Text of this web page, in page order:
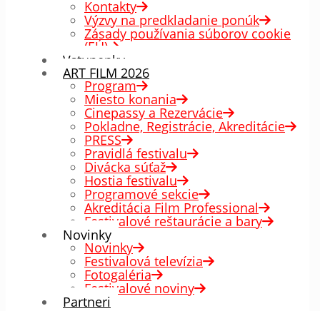
Kontakty
Výzvy na predkladanie ponúk
Zásady používania súborov cookie
(EÚ)
Vstupenky
ART FILM 2026
Program
Miesto konania
Cinepassy a Rezervácie
Pokladne, Registrácie, Akreditácie
PRESS
Pravidlá festivalu
Divácka súťaž
Hostia festivalu
Programové sekcie
Akreditácia Film Professional
Festivalové reštaurácie a bary
Novinky
Novinky
Festivalová televízia
Fotogaléria
Festivalové noviny
Partneri